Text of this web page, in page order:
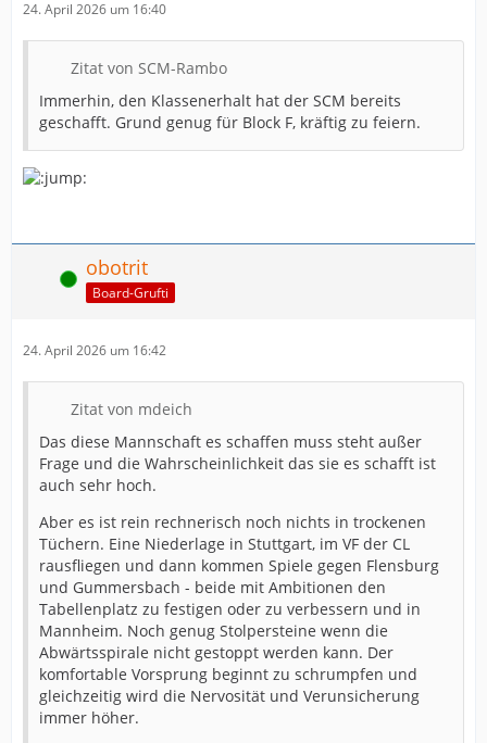
24. April 2026 um 16:40
Zitat von SCM-Rambo
Immerhin, den Klassenerhalt hat der SCM bereits
geschafft. Grund genug für Block F, kräftig zu feiern.
Online obotrit
Board-Grufti
24. April 2026 um 16:42
Zitat von mdeich
Das diese Mannschaft es schaffen muss steht außer
Frage und die Wahrscheinlichkeit das sie es schafft ist
auch sehr hoch.
Aber es ist rein rechnerisch noch nichts in trockenen
Tüchern. Eine Niederlage in Stuttgart, im VF der CL
rausfliegen und dann kommen Spiele gegen Flensburg
und Gummersbach - beide mit Ambitionen den
Tabellenplatz zu festigen oder zu verbessern und in
Mannheim. Noch genug Stolpersteine wenn die
Abwärtsspirale nicht gestoppt werden kann. Der
komfortable Vorsprung beginnt zu schrumpfen und
gleichzeitig wird die Nervosität und Verunsicherung
immer höher.